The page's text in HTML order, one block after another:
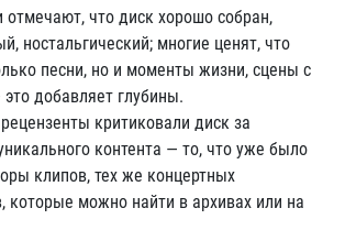
отмечают, что диск хорошо собран,
ностальгический; многие ценят, что
песни, но и моменты жизни, сцены с
добавляет глубины.
критиковали диск за
контента — то, что уже было
клипов, тех же концертных
которые можно найти в архивах или на